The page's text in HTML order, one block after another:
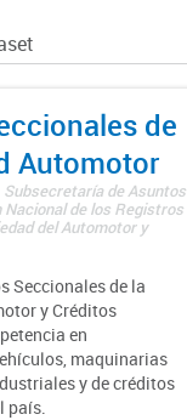
de
Automotor
de Asuntos
de los Registros
del Automotor y
Seccionales de la
y Créditos
en
maquinarias
y de créditos
país.